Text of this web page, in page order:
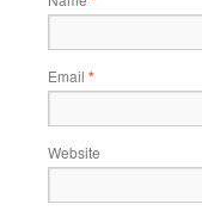
Email *
Website